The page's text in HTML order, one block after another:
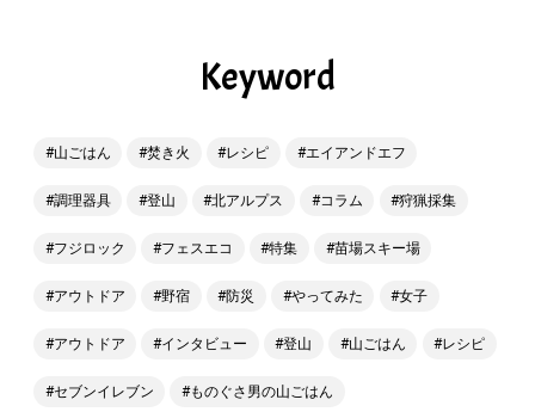
Keyword
山ごはん 焚き火 レシピ エイアンドエフ
調理器具 登山 北アルプス コラム 狩猟採集
フジロック フェスエコ 特集 苗場スキー場
アウトドア 野宿 防災 やってみた 女子
アウトドア インタビュー 登山 山ごはん レシピ
セブンイレブン ものぐさ男の山ごはん